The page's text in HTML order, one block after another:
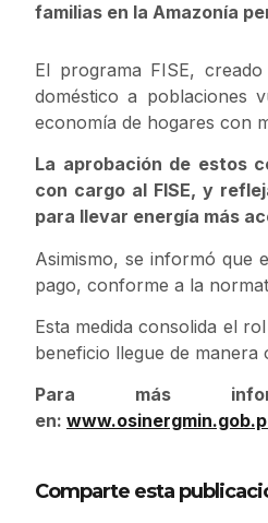
familias en la Amazonía
El programa FISE,
doméstico a poblaciones
economía de hogares con
La aprobación de estos
con cargo al FISE, y
para llevar energía más
Asimismo, se informó que
pago, conforme a la
Esta medida consolida el
beneficio llegue de
Para más
en:
Comparte esta